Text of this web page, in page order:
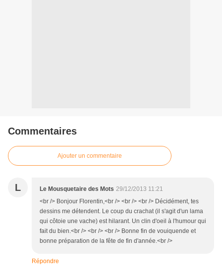
Commentaires
Ajouter un commentaire
L Le Mousquetaire des Mots 29/12/2013 11:21
<br /> Bonjour Florentin,<br /> <br /> <br /> Décidément, tes
dessins me détendent. Le coup du crachat (il s'agit d'un lama
qui côtoie une vache) est hilarant. Un clin d'oeil à l'humour qui
fait du bien.<br /> <br /> <br /> Bonne fin de vouiquende et
bonne préparation de la fête de fin d'année.<br />
Répondre